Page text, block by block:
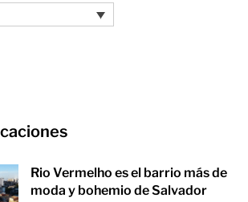
Rio Vermelho es el barrio más de
moda y bohemio de Salvador